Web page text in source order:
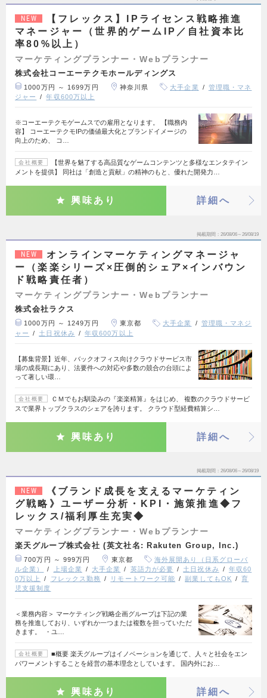
NEW
【フレックス】IPライセンス戦略推進
マネージャー（世界的ゲームIP／自社資本比
率80%以上）
マーケティングプランナー・Webプランナー
株式会社コーエーテクモホールディングス
1000万円 ～ 1699万円 神奈川県 大手企業
管理職・マネ
ジャー
年収600万以上
※コーエーテクモゲームスでの雇用となります。 【職務内
容】 コーエーテクモIPの価値最大化とブランドイメージの
向上のため、 コ…
会社概要
【世界を魅了する高品質なゲームコンテンツと多様なエンタテイン
メントを提供】 同社は「創造と貢献」の精神のもと、優れた開発力…
興味あり 詳細へ
掲載期間 26/08/06～26/08/19
NEW
オンラインマーケティングマネージャ
ー（楽楽シリーズ×圧倒的シェア×インバウン
ド戦略責任者）
マーケティングプランナー・Webプランナー
株式会社ラクス
1000万円 ～ 1249万円 東京都 大手企業
管理職・マネジ
ャー
土日祝休み 年収600万以上
【募集背景】近年、バックオフィス向けクラウドサービス市
場の成長期にあり、法要件への対応や多数の競合の台頭によ
って著しい環…
会社概要
ＣＭでもお馴染みの『楽楽精算』をはじめ、 複数のクラウドサービ
スで業界トップクラスのシェアを誇ります。 クラウド型経費精算シ…
興味あり 詳細へ
掲載期間 26/08/06～26/08/19
NEW
《ブランド成長を支えるマーケティン
グ戦略》ユーザー分析・KPI・施策推進◆フ
レックス/福利厚生充実◆
マーケティングプランナー・Webプランナー
楽天グループ株式会社 (英文社名: Rakuten Group, Inc.)
700万円 ～ 999万円 東京都
海外展開あり（日系グローバ
ル企業）
上場企業 大手企業 英語力が必要 土日祝休み
年収60
0万以上
フレックス勤務 リモートワーク可能 副業してもOK
育
児支援制度
＜業務内容＞ マーケティング戦略企画グループは下記の業
務を推進しており、いずれか一つまたは複数を担っていただ
きます。 ・ユ…
会社概要
■概要 楽天グループはイノベーションを通じて、人々と社会をエン
パワーメントすることを経営の基本理念としています。 国内外にお…
興味あり 詳細へ